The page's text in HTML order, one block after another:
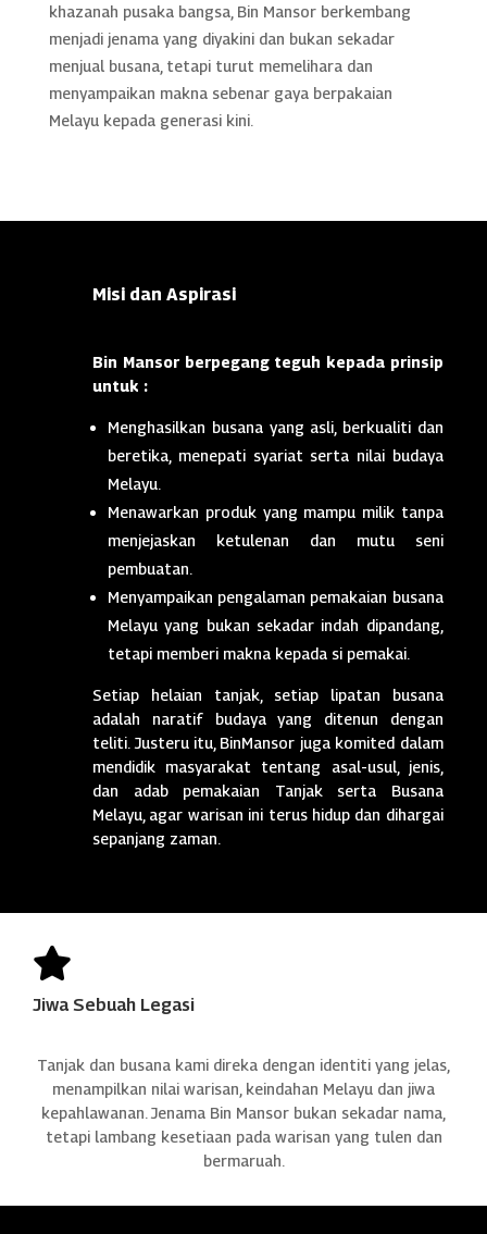
khazanah pusaka bangsa, Bin Mansor berkembang
menjadi jenama yang diyakini dan bukan sekadar
menjual busana, tetapi turut memelihara dan
menyampaikan makna sebenar gaya berpakaian
Melayu kepada generasi kini.
Misi dan Aspirasi
Bin Mansor berpegang teguh kepada prinsip
untuk :
Menghasilkan busana yang asli, berkualiti dan
beretika, menepati syariat serta nilai budaya
Melayu.
Menawarkan produk yang mampu milik tanpa
menjejaskan ketulenan dan mutu seni
pembuatan.
Menyampaikan pengalaman pemakaian busana
Melayu yang bukan sekadar indah dipandang,
tetapi memberi makna kepada si pemakai.
Setiap helaian tanjak, setiap lipatan busana
adalah naratif budaya yang ditenun dengan
teliti. Justeru itu, BinMansor juga komited dalam
mendidik masyarakat tentang asal-usul, jenis,
dan adab pemakaian Tanjak serta Busana
Melayu, agar warisan ini terus hidup dan dihargai
sepanjang zaman.

Jiwa Sebuah Legasi
Tanjak dan busana kami direka dengan identiti yang jelas,
menampilkan nilai warisan, keindahan Melayu dan jiwa
kepahlawanan. Jenama Bin Mansor bukan sekadar nama,
tetapi lambang kesetiaan pada warisan yang tulen dan
bermaruah.